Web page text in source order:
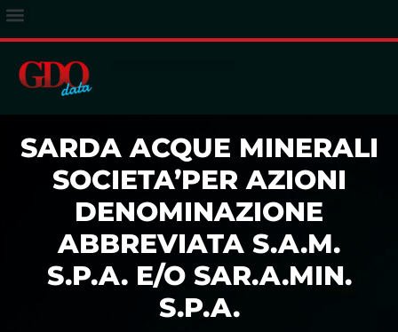
SARDA ACQUE MINERALI
SOCIETA’PER AZIONI
DENOMINAZIONE
ABBREVIATA S.A.M.
S.P.A. E/O SAR.A.MIN.
S.P.A.